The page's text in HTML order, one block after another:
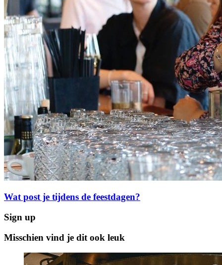
Wat post je tijdens de feestdagen?
Sign up
Misschien vind je dit ook leuk